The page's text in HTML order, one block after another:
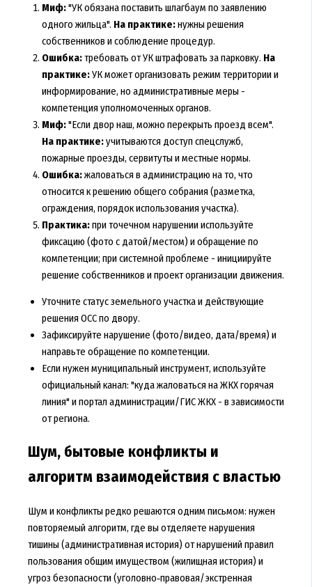
Миф:"УК обязана поставить шлагбаум по заявлению
одного жильца". На практике:нужны решения
собственников и соблюдение процедур.
Ошибка:требовать от УК штрафовать за парковку. На
практике:УК может организовать режим территории и
информирование, но административные меры -
компетенция уполномоченных органов.
Миф:"Если двор наш, можно перекрыть проезд всем".
На практике:учитываются доступ спецслужб,
пожарные проезды, сервитуты и местные нормы.
Ошибка:жаловаться в администрацию на то, что
относится к решению общего собрания (разметка,
ограждения, порядок использования участка).
Практика:при точечном нарушении используйте
фиксацию (фото с датой/местом) и обращение по
компетенции; при системной проблеме - инициируйте
решение собственников и проект организации движения.
Уточните статус земельного участка и действующие
решения ОСС по двору.
Зафиксируйте нарушение (фото/видео, дата/время) и
направьте обращение по компетенции.
Если нужен муниципальный инструмент, используйте
официальный канал: "куда жаловаться на ЖКХ горячая
линия" и портал администрации/ГИС ЖКХ - в зависимости
от региона.
Шум, бытовые конфликты и
алгоритм взаимодействия с властью
Шум и конфликты редко решаются одним письмом: нужен
повторяемый алгоритм, где вы отделяете нарушения
тишины (административная история) от нарушений правил
пользования общим имуществом (жилищная история) и
угроз безопасности (уголовно‑правовая/экстренная